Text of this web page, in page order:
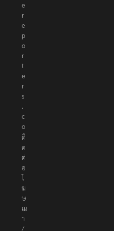
e
r
e
p
o
r
t
e
r
s
.
c
o
ติ
ด
ต่
อ
โ
ฆ
ษ
ณ
า
/